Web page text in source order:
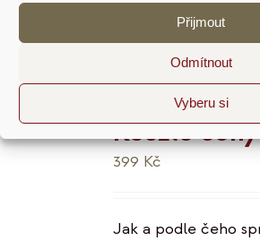
Přijmout
Odmítnout
Vyberu si
Přidat do košíku
Kouzlo ceny
399 Kč
Jak a podle čeho